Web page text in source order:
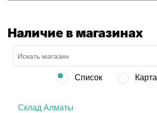
Наличие в магазинах
Список Карта
Склад Алматы